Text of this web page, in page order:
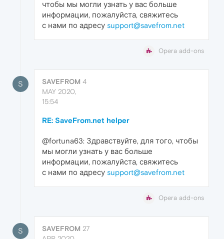
чтобы мы могли узнать у вас больше
информации, пожалуйста, свяжитесь
с нами по адресу support@savefrom.net
Opera add-ons
S SAVEFROM 4
MAY 2020,
15:54
RE: SaveFrom.net helper
@fortuna63: Здравствуйте, для того, чтобы
мы могли узнать у вас больше
информации, пожалуйста, свяжитесь
с нами по адресу support@savefrom.net
Opera add-ons
S SAVEFROM 27